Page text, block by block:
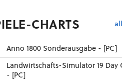
CHARTS
Anno 1800 Sonderausgabe - [PC]
Landwirtschafts-Simulator 19 Day
- [PC]